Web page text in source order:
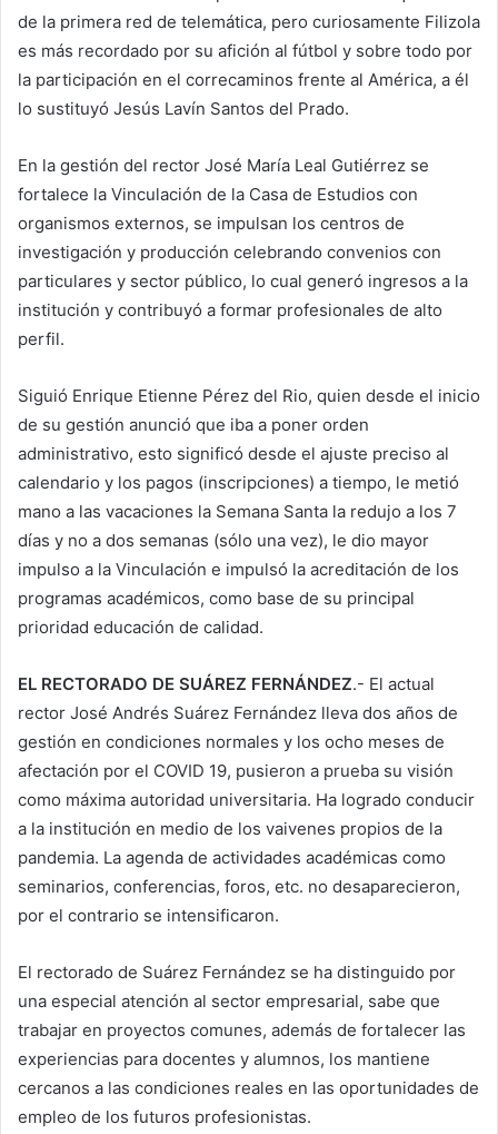
de la primera red de telemática, pero curiosamente Filizola
es más recordado por su afición al fútbol y sobre todo por
la participación en el correcaminos frente al América, a él
lo sustituyó Jesús Lavín Santos del Prado.
En la gestión del rector José María Leal Gutiérrez se
fortalece la Vinculación de la Casa de Estudios con
organismos externos, se impulsan los centros de
investigación y producción celebrando convenios con
particulares y sector público, lo cual generó ingresos a la
institución y contribuyó a formar profesionales de alto
perfil.
Siguió Enrique Etienne Pérez del Rio, quien desde el inicio
de su gestión anunció que iba a poner orden
administrativo, esto significó desde el ajuste preciso al
calendario y los pagos (inscripciones) a tiempo, le metió
mano a las vacaciones la Semana Santa la redujo a los 7
días y no a dos semanas (sólo una vez), le dio mayor
impulso a la Vinculación e impulsó la acreditación de los
programas académicos, como base de su principal
prioridad educación de calidad.
EL RECTORADO DE SUÁREZ FERNÁNDEZ.- El actual
rector José Andrés Suárez Fernández lleva dos años de
gestión en condiciones normales y los ocho meses de
afectación por el COVID 19, pusieron a prueba su visión
como máxima autoridad universitaria. Ha logrado conducir
a la institución en medio de los vaivenes propios de la
pandemia. La agenda de actividades académicas como
seminarios, conferencias, foros, etc. no desaparecieron,
por el contrario se intensificaron.
El rectorado de Suárez Fernández se ha distinguido por
una especial atención al sector empresarial, sabe que
trabajar en proyectos comunes, además de fortalecer las
experiencias para docentes y alumnos, los mantiene
cercanos a las condiciones reales en las oportunidades de
empleo de los futuros profesionistas.